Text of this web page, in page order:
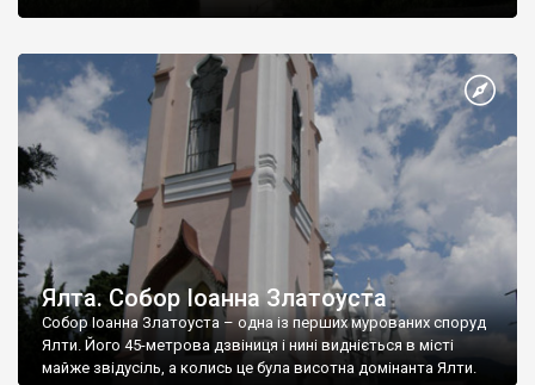
Ялта. Собор Іоанна Златоуста
Собор Іоанна Златоуста – одна із перших мурованих споруд
Ялти. Його 45-метрова дзвіниця і нині видніється в місті
майже звідусіль, а колись це була висотна домінанта Ялти.